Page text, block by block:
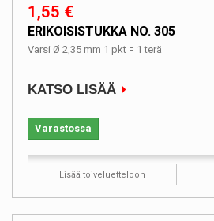
1,55 €
ERIKOISISTUKKA NO. 305
Varsi Ø 2,35 mm 1 pkt = 1 terä
KATSO LISÄÄ
Varastossa
Lisää toiveluetteloon